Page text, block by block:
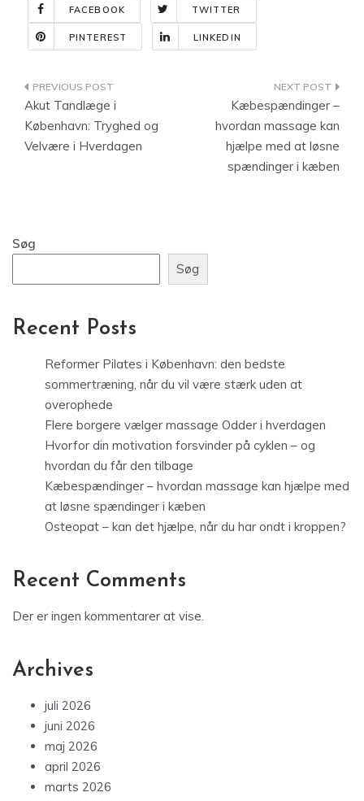
FACEBOOK TWITTER
PINTEREST LINKEDIN
Indlægsnavigation
Akut Tandlæge i
København: Tryghed og
Velvære i Hverdagen
Kæbespændinger –
hvordan massage kan
hjælpe med at løsne
spændinger i kæben
Søg
Søg
Recent Posts
Reformer Pilates i København: den bedste
sommertræning, når du vil være stærk uden at
overophede
Flere borgere vælger massage Odder i hverdagen
Hvorfor din motivation forsvinder på cyklen – og
hvordan du får den tilbage
Kæbespændinger – hvordan massage kan hjælpe med
at løsne spændinger i kæben
Osteopat – kan det hjælpe, når du har ondt i kroppen?
Recent Comments
Der er ingen kommentarer at vise.
Archives
juli 2026
juni 2026
maj 2026
april 2026
marts 2026